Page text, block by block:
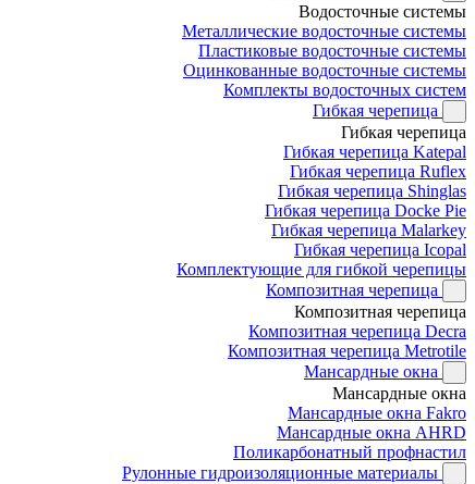
Водосточные системы
Металлические водосточные системы
Пластиковые водосточные системы
Оцинкованные водосточные системы
Комплекты водосточных систем
Гибкая черепица
Гибкая черепица
Гибкая черепица Katepal
Гибкая черепица Ruflex
Гибкая черепица Shinglas
Гибкая черепица Docke Pie
Гибкая черепица Malarkey
Гибкая черепица Icopal
Комплектующие для гибкой черепицы
Композитная черепица
Композитная черепица
Композитная черепица Decra
Композитная черепица Metrotile
Мансардные окна
Мансардные окна
Мансардные окна Fakro
Мансардные окна AHRD
Поликарбонатный профнастил
Рулонные гидроизоляционные материалы